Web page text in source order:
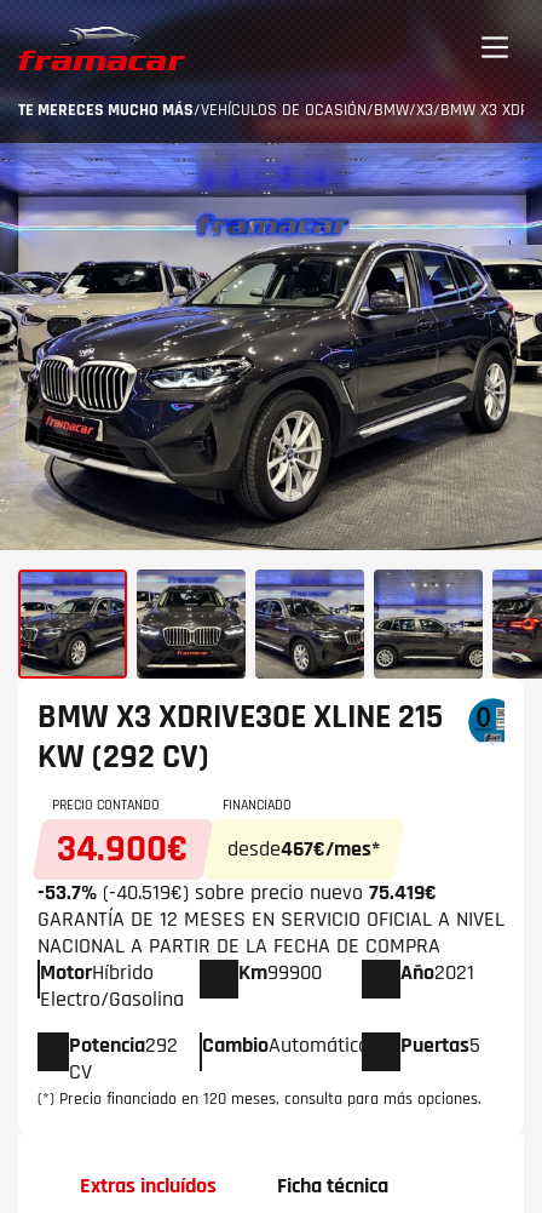
TE MERECES MUCHO MÁS/VEHÍCULOS DE OCASIÓN/BMW/X3/BMW X3
BMW X3XDRIVE30E XLINE 215
KW (292 CV)
PRECIO CONTANDO
34.900€
FINANCIADO
desde467€/mes*
-53.7% (-40.519€) sobre precio nuevo 75.419€
GARANTÍA DE 12 MESES EN SERVICIO OFICIAL A NIVEL
NACIONAL A PARTIR DE LA FECHA DE COMPRA
MotorHíbrido
Electro/Gasolina
Km99900 Año2021
Potencia292
CV
CambioAutomático Puertas5
(*) Precio financiado en 120 meses, consulta para más opciones.
Extras incluídos Ficha técnica